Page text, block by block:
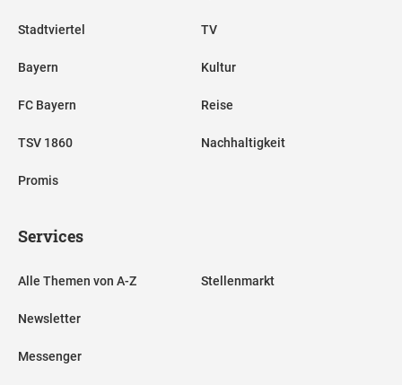
Stadtviertel
Bayern
FC Bayern
TSV 1860
Promis
TV
Kultur
Reise
Nachhaltigkeit
Services
Alle Themen von A-Z
Newsletter
Messenger
Stellenmarkt